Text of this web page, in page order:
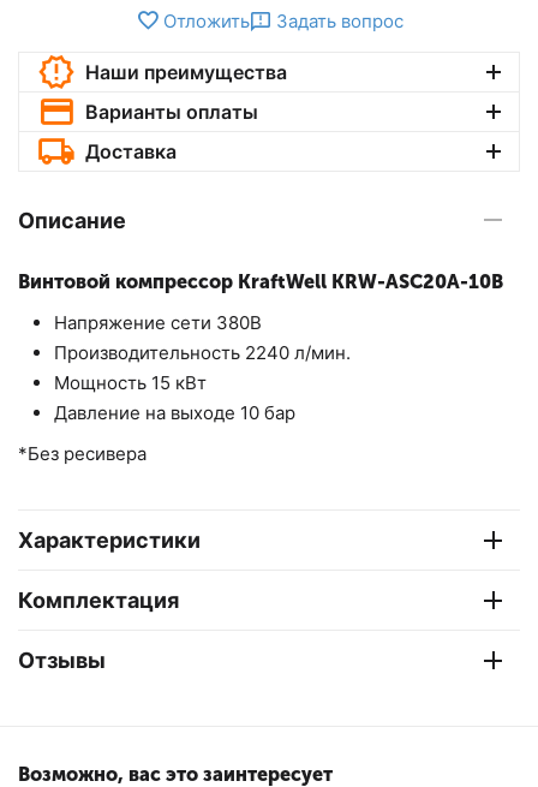
Отложить Задать вопрос
Наши преимущества
Варианты оплаты
Доставка
Описание
Винтовой компрессор KraftWell KRW-ASC20A-10B
Напряжение сети 380В
Производительность 2240 л/мин.
Мощность 15 кВт
Давление на выходе 10 бар
*Без ресивера
Характеристики
Комплектация
Отзывы
Возможно, вас это заинтересует